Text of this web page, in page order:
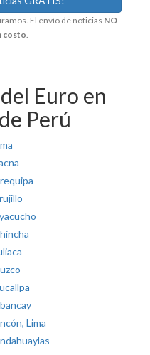
El envío de noticias NO
costo
Euro en
Perú
Lima